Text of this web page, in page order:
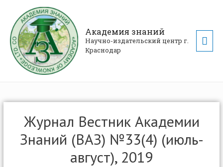
Академия знаний
Научно-издательский центр г.
Краснодар
Журнал Вестник Академии
Знаний (ВАЗ) №33(4) (июль-
август), 2019